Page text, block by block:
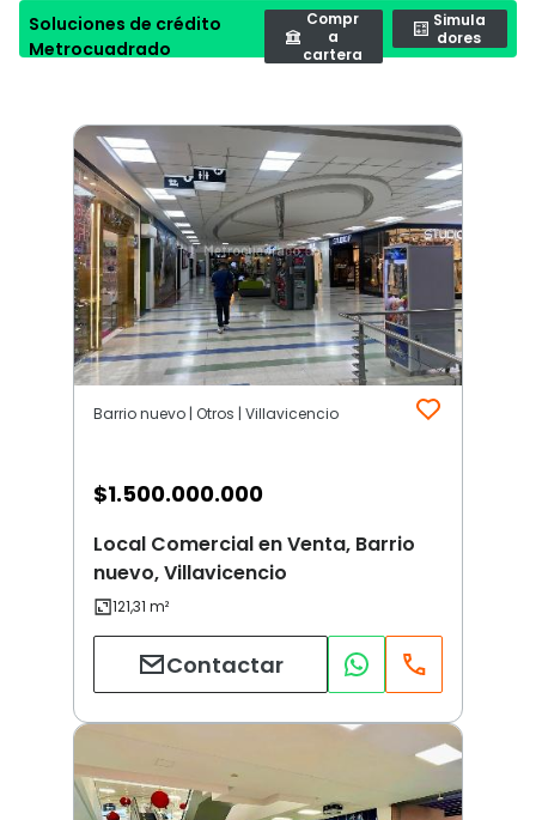
Soluciones de crédito
Metrocuadrado
Compr
a
cartera
Simula
dores
Barrio nuevo | Otros | Villavicencio
$1.500.000.000
Local Comercial en Venta, Barrio
nuevo, Villavicencio
Contactar